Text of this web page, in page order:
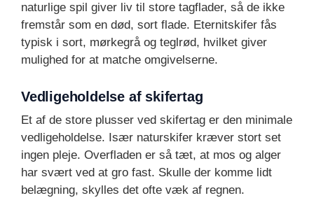
naturlige spil giver liv til store tagflader, så de ikke
fremstår som en død, sort flade. Eternitskifer fås
typisk i sort, mørkegrå og teglrød, hvilket giver
mulighed for at matche omgivelserne.
Vedligeholdelse af skifertag
Et af de store plusser ved skifertag er den minimale
vedligeholdelse. Især naturskifer kræver stort set
ingen pleje. Overfladen er så tæt, at mos og alger
har svært ved at gro fast. Skulle der komme lidt
belægning, skylles det ofte væk af regnen.